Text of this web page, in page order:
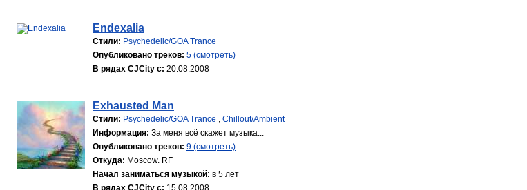
Endexalia
Стили: Psychedelic/GOA Trance
Опубликовано треков: 5 (смотреть)
В рядах CJCity с: 20.08.2008
Exhausted Man
Стили: Psychedelic/GOA Trance , Chillout/Ambient
Информация: За меня всё скажет музыка...
Опубликовано треков: 9 (смотреть)
Откуда: Moscow. RF
Начал заниматься музыкой: в 5 лет
В рядах CJCity с: 15.08.2008